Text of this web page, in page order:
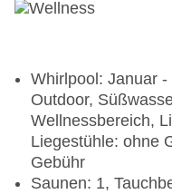
Whirlpool: Januar
Outdoor,
Wellnessbereich,
Liegestühle: ohne
Gebühr
Saunen: 1,